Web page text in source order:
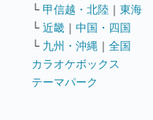
└ 甲信越・北陸 ｜ 東海
└ 近畿 ｜ 中国・四国
└ 九州・沖縄 ｜ 全国
カラオケボックス
テーマパーク